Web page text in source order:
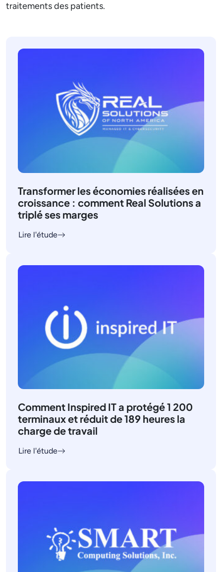
traitements des patients.
Transformer les économies réalisées en
croissance : comment Real Solutions a
triplé ses marges
Lire l'étude
Comment Inspired IT a protégé 1 200
terminaux et réduit de 189 heures la
charge de travail
Lire l'étude